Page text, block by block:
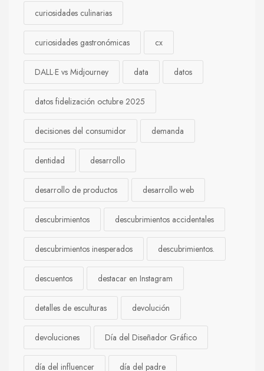
curiosidades culinarias
curiosidades gastronómicas cx
DALL·E vs Midjourney data datos
datos fidelización octubre 2025
decisiones del consumidor demanda
dentidad desarrollo
desarrollo de productos desarrollo web
descubrimientos descubrimientos accidentales
descubrimientos inesperados descubrimientos.
descuentos destacar en Instagram
detalles de esculturas devolución
devoluciones Día del Diseñador Gráfico
día del influencer día del padre